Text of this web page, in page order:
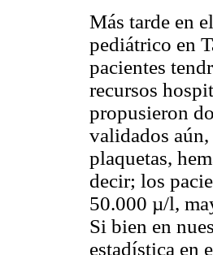
Más tarde en
pediátrico en
pacientes
recursos
propusieron
validados
plaquetas,
decir; los
50.000 µ/l,
Si bien en
estadística en